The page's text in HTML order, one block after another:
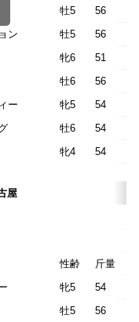
牡5 56
ン 牡5 56
牝6 51
牡6 56
ー 牝5 54
牡6 54
牝4 54
屋
－
性齢 斤量
牝5 54
牡5 56